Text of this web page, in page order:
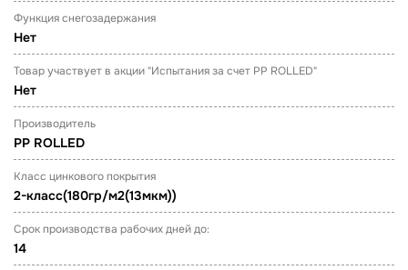
Функция снегозадержания
Нет
Товар участвует в акции "Испытания за счет PP ROLLED"
Нет
Производитель
PP ROLLED
Класс цинкового покрытия
2-класс(180гр/м2(13мкм))
Срок производства рабочих дней до:
14